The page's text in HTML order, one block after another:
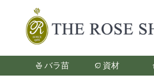
バラ苗 資材